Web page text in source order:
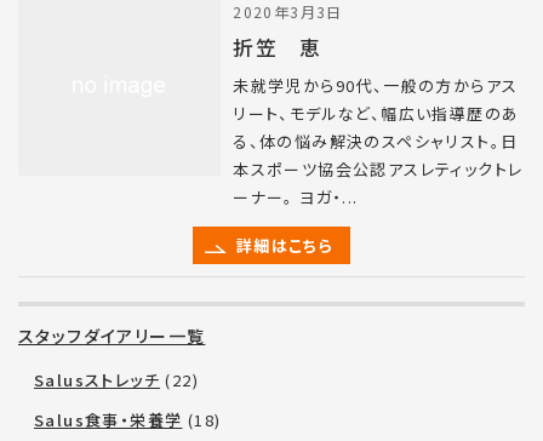
スタッフダイアリー一覧
Salusストレッチ (22)
Salus食事・栄養学 (18)
2020年3月3日
折笠 恵
未就学児から90代、一般の方からアス
リート、モデルなど、幅広い指導歴のあ
る、体の悩み解決のスペシャリスト。日
本スポーツ協会公認アスレティックトレ
ーナー。 ヨガ・...
詳細はこちら